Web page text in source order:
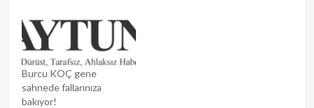
Burcu KOÇ gene
sahnede fallarınıza
bakıyor!